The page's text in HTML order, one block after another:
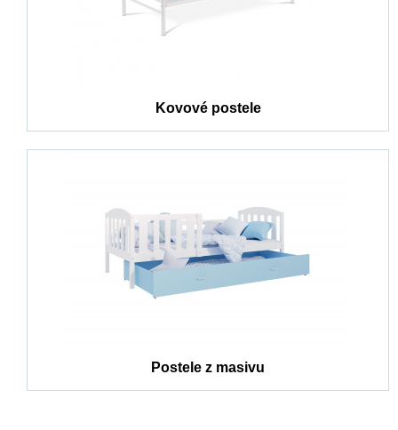
Kovové postele
Postele z masivu